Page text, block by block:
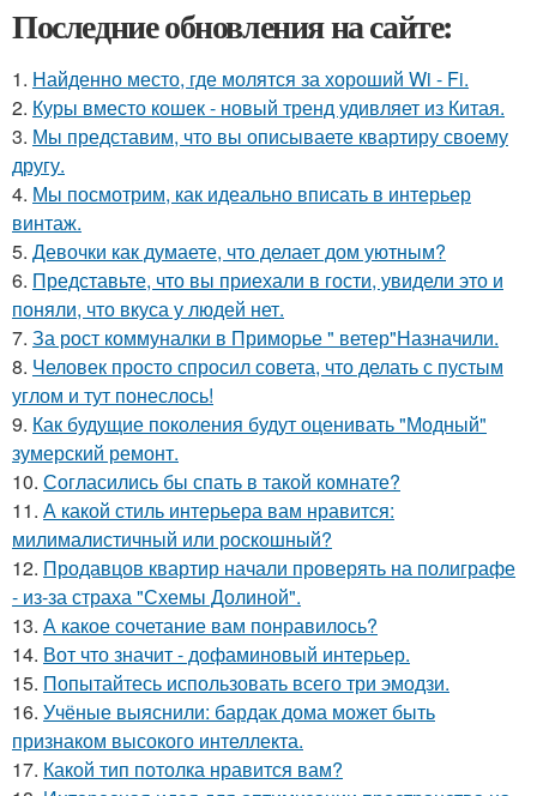
Последние обновления на сайте:
1. Найденно место, где молятся за хороший Wi - Fi.
2. Куры вместо кошек - новый тренд удивляет из Китая.
3. Мы представим, что вы описываете квартиру своему
другу.
4. Мы посмотрим, как идеально вписать в интерьер
винтаж.
5. Девочки как думаете, что делает дом уютным?
6. Представьте, что вы приехали в гости, увидели это и
поняли, что вкуса у людей нет.
7. За рост коммуналки в Приморье " ветер"Назначили.
8. Человек просто спросил совета, что делать с пустым
углом и тут понеслось!
9. Как будущие поколения будут оценивать "Модный"
зумерский ремонт.
10. Согласились бы спать в такой комнате?
11. А какой стиль интерьера вам нравится:
милималистичный или роскошный?
12. Продавцов квартир начали проверять на полиграфе
- из-за страха "Схемы Долиной".
13. А какое сочетание вам понравилось?
14. Вот что значит - дофаминовый интерьер.
15. Попытайтесь использовать всего три эмодзи.
16. Учёные выяснили: бардак дома может быть
признаком высокого интеллекта.
17. Какой тип потолка нравится вам?